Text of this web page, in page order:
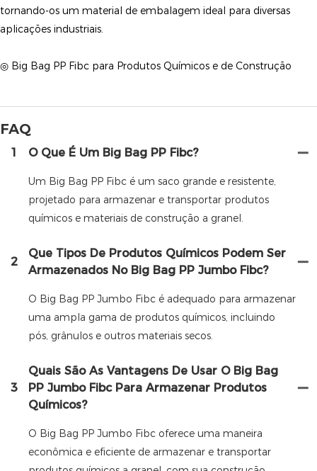
tornando-os um material de embalagem ideal para diversas
aplicações industriais.
◎ Big Bag PP Fibc para Produtos Químicos e de Construção
FAQ
1 O Que É Um Big Bag PP Fibc?
Um Big Bag PP Fibc é um saco grande e resistente,
projetado para armazenar e transportar produtos
químicos e materiais de construção a granel.
2
Que Tipos De Produtos Químicos Podem Ser
Armazenados No Big Bag PP Jumbo Fibc?
O Big Bag PP Jumbo Fibc é adequado para armazenar
uma ampla gama de produtos químicos, incluindo
pós, grânulos e outros materiais secos.
3
Quais São As Vantagens De Usar O Big Bag
PP Jumbo Fibc Para Armazenar Produtos
Químicos?
O Big Bag PP Jumbo Fibc oferece uma maneira
econômica e eficiente de armazenar e transportar